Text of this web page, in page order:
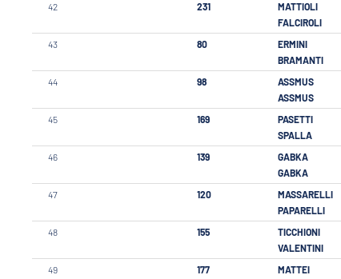
42
231
MATTIOLI
FALCIROLI
43
80
ERMINI
BRAMANTI
44
98
ASSMUS
ASSMUS
45
169
PASETTI
SPALLA
46
139
GABKA
GABKA
47
120
MASSARELLI
PAPARELLI
48
155
TICCHIONI
VALENTINI
49
177 MATTEI